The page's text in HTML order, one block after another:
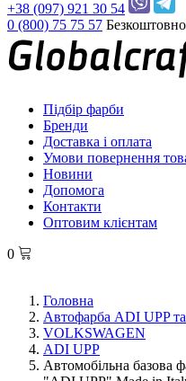
+38 (097) 921 30 54
0 (800) 75 75 57
Підбір фарби
Бренди
Доставка і оплата
Умови повернення
Новини
Допомога
Контакти
Оптовим клієнтам
0
Головна
Автофарба ADI UPP
VOLKSWAGEN
ADI UPP
Автомобільна